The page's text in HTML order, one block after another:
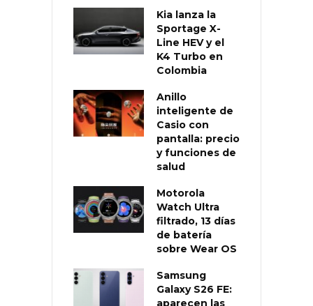
Kia lanza la
Sportage X-
Line HEV y el
K4 Turbo en
Colombia
Anillo
inteligente de
Casio con
pantalla: precio
y funciones de
salud
Motorola
Watch Ultra
filtrado, 13 días
de batería
sobre Wear OS
Samsung
Galaxy S26 FE:
aparecen las